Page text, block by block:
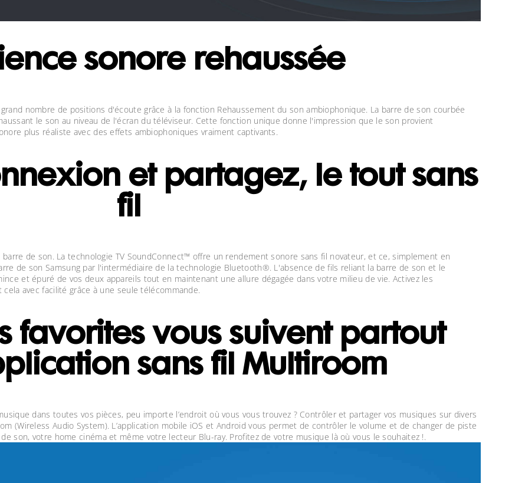
sonore rehaussée
nombre de positions d'écoute grâce à la fonction Rehaussement du son ambiophonique. La barre de son courbée
le son au niveau de l'écran du téléviseur. Cette fonction unique donne l'impression que le son provient
plus réaliste avec des effets ambiophoniques vraiment captivants.
et partagez, le tout sans
fil
de son. La technologie TV SoundConnect™ offre un rendement sonore sans fil novateur, et ce, simplement en
de son Samsung par l'intermédiaire de la technologie Bluetooth®. L'absence de fils reliant la barre de son et le
et épuré de vos deux appareils tout en maintenant une allure dégagée dans votre milieu de vie. Activez les
avec facilité grâce à une seule télécommande.
favorites vous suivent partout
sans fil Multiroom
dans toutes vos pièces, peu importe l’endroit où vous vous trouvez ? Contrôler et partager vos musiques sur divers
(Wireless Audio System). L’application mobile iOS et Android vous permet de contrôler le volume et de changer de piste
son, votre home cinéma et même votre lecteur Blu-ray. Profitez de votre musique là où vous le souhaitez !.